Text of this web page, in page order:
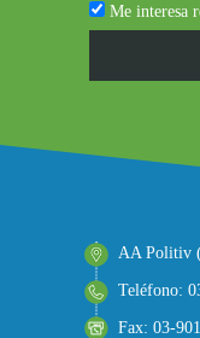
Me interesa
AA Politiv
Teléfono:
Fax: 03-